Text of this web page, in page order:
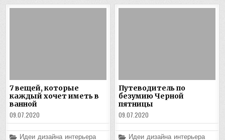
7 вещей, которые
каждый хочет иметь в
ванной
09.07.2020
Posted
Идеи дизайна интерьера
Путеводитель по
безумию Черной
пятницы
09.07.2020
Posted
Идеи дизайна интерьера